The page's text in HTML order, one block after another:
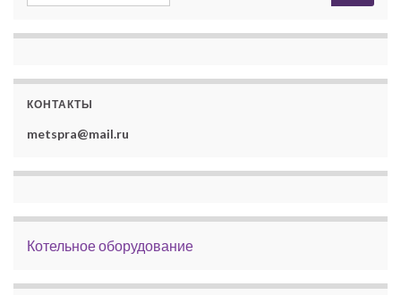
КОНТАКТЫ
metspra@mail.ru
Котельное оборудование